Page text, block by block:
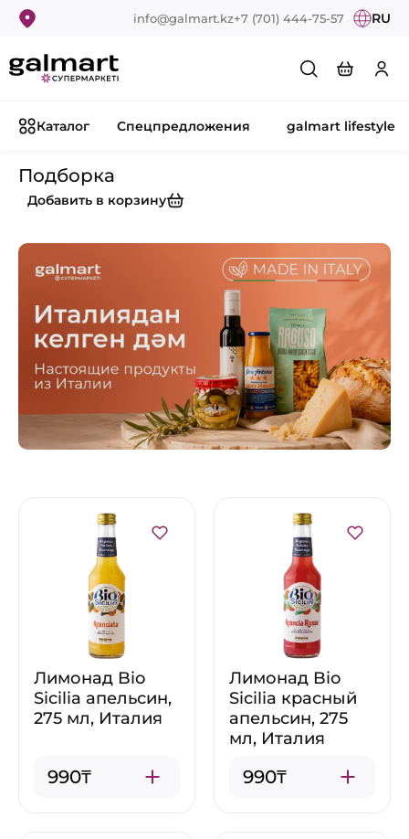
info@galmart.kz+7 (701) 444-75-57 RU
Каталог Спецпредложения galmart lifestyle
Подборка
Добавить в корзину
Лимонад Bio
Sicilia апельсин,
275 мл, Италия
990₸
Лимонад Bio
Sicilia красный
апельсин, 275
мл, Италия
990₸